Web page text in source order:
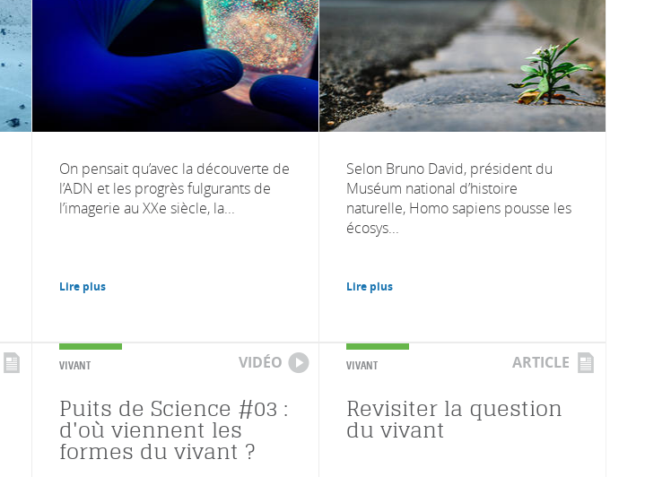
On pensait qu’avec la découverte de
l’ADN et les progrès fulgurants de
l’imagerie au XXe siècle, la...
Lire plus
Selon Bruno David, président du
Muséum national d’histoire
naturelle, Homo sapiens pousse les
écosys...
Lire plus
VIVANT VIDÉO
Puits de Science #03 :
d'où viennent les
formes du vivant ?
VIVANT ARTICLE
Revisiter la question
du vivant